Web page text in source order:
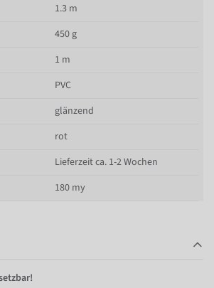
1.3 m
450 g
1 m
PVC
glänzend
rot
Lieferzeit ca. 1-2 Wochen
180 my